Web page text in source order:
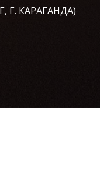
КАРАГАНДА)